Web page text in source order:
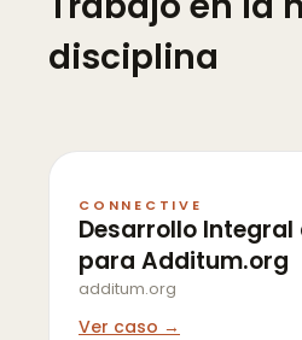
disciplina
CONNECTIVE
Desarrollo Integral
para Additum.org
additum.org
Ver caso →